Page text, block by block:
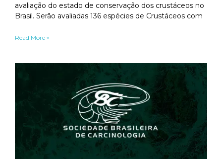
avaliação do estado de conservação dos crustáceos no
Brasil. Serão avaliadas 136 espécies de Crustáceos com
Read More »